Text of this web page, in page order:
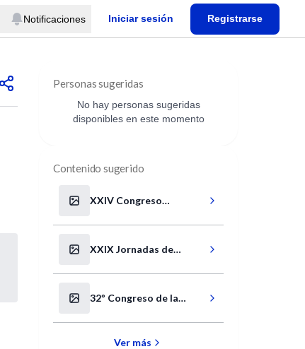
Notificaciones Iniciar sesión Registrarse
Personas sugeridas
No hay personas sugeridas
disponibles en este momento
Contenido sugerido
XXIV Congreso
Broncoesofagología
XXIX Jornadas de
32º Congreso de la
Medicina Respiratoria
Ver más